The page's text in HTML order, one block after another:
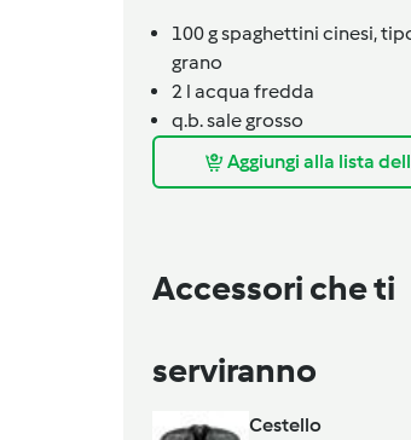
100gspaghettini cinesi,
grano
2 l acqua fredda
q.b.sale grosso
Aggiungi alla lista
Accessori che ti
serviranno
Cestello